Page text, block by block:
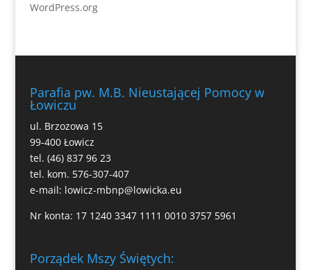
WordPress.org
Parafia pw. M.B. Nieustającej Pomocy w
Łowiczu
ul. Brzozowa 15
99-400 Łowicz
tel. (46) 837 96 23
tel. kom. 576-307-407
e-mail: lowicz-mbnp@lowicka.eu
Nr konta: 17 1240 3347 1111 0010 3757 5961
Porządek Mszy Świętych: